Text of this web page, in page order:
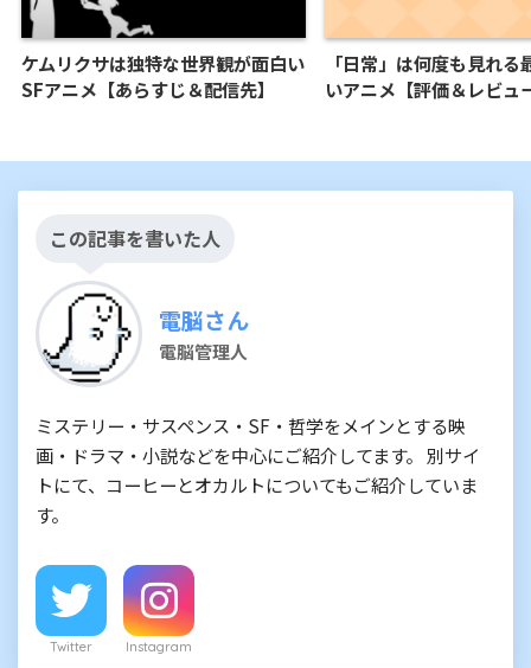
ケムリクサは独特な世界観が面白い
SFアニメ【あらすじ＆配信先】
「日常」は何度も見れる
いアニメ【評価＆レビュ
この記事を書いた人
電脳さん
電脳管理人
ミステリー・サスペンス・SF・哲学をメインとする映
画・ドラマ・小説などを中心にご紹介してます。 別サイ
トにて、コーヒーとオカルトについてもご紹介していま
す。
Twitter Instagram